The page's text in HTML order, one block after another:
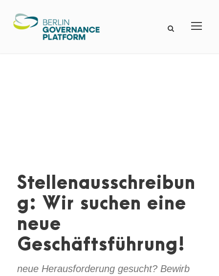
Stellenausschreibun
g: Wir suchen eine
neue
Geschäftsführung!
neue Herausforderung gesucht? Bewirb